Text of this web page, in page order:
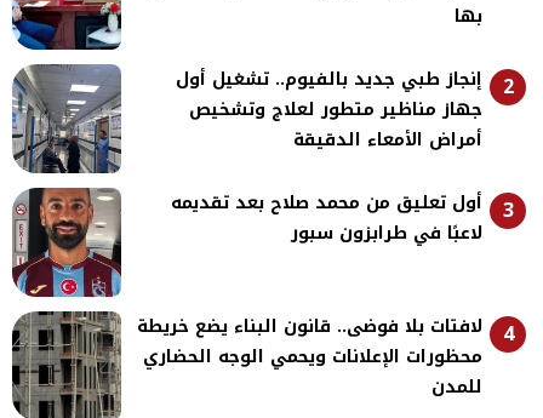
بها
2
إنجاز طبي جديد بالفيوم.. تشغيل أول
جهاز مناظير متطور لعلاج وتشخيص
أمراض الأمعاء الدقيقة
3
أول تعليق من محمد صلاح بعد تقديمه
لاعبًا في طرابزون سبور
4
لافتات بلا فوضى.. قانون البناء يضع خريطة
محظورات الإعلانات ويحمي الوجه الحضاري
للمدن